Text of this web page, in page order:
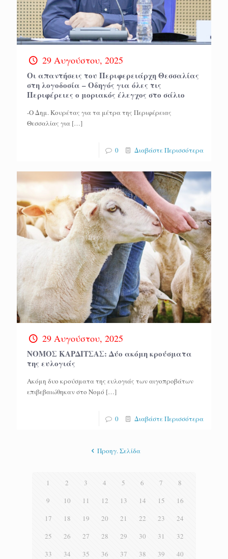
29 Αυγούστου, 2025
Οι απαντήσεις του Περιφερειάρχη Θεσσαλίας
στη λογοδοσία – Οδηγός για όλες τις
Περιφέρειες ο μοριακός έλεγχος στο σάλιο
-Ο Δημ. Κουρέτας για τα μέτρα της Περιφέρειας
Θεσσαλίας για […]
0 Διαβάστε Περισσότερα
29 Αυγούστου, 2025
NOMOΣ ΚΑΡΔΙΤΣΑΣ: Δύο ακόμη κρούσματα
της ευλογιάς
Ακόμη δυο κρούσματα της ευλογιάς των αιγοπροβάτων
επιβεβαιώθηκαν στο Νομό […]
0 Διαβάστε Περισσότερα
Προηγ. Σελίδα
1 2 3 4 5 6 7
8
9
10 11 12 13 14 15
16
17
18 19 20 21 22 23
24
25
26 27 28 29 30 31
32
33
34 35 36 37 38 39
40